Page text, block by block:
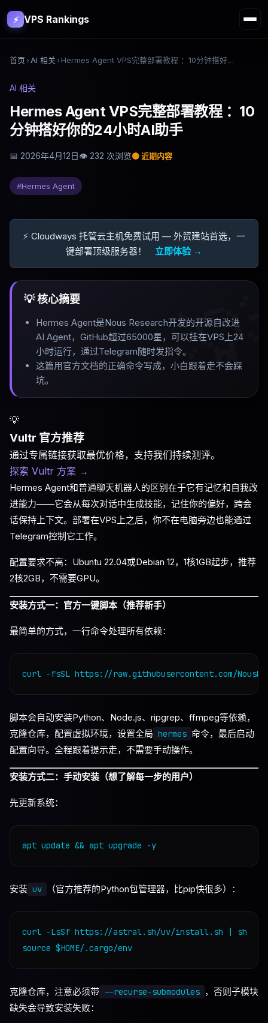
⚡ VPS Rankings
首页 ›AI 相关 › Hermes Agent VPS完整部署教程 ：10分钟搭好你的24小时AI助手
AI 相关
Hermes Agent VPS完整部署教程 ：10
分钟搭好你的24小时AI助手
📅 2026年4月12日👁 232 次浏览🟡近期内容
#Hermes Agent
⚡ Cloudways 托管云主机免费试用 — 外贸建站首选，一
键部署顶级服务器！
立即体验 →
💡 核心摘要
Hermes Agent是Nous Research开发的开源自改进
AI Agent，GitHub超过65000星，可以挂在VPS上24
小时运行，通过Telegram随时发指令。
这篇用官方文档的正确命令写成，小白跟着走不会踩
坑。
💡
Vultr 官方推荐
通过专属链接获取最优价格，支持我们持续测评。
探索 Vultr 方案 →
Hermes Agent和普通聊天机器人的区别在于它有记忆和自我改
进能力——它会从每次对话中生成技能，记住你的偏好，跨会
话保持上下文。部署在VPS上之后，你不在电脑旁边也能通过
Telegram控制它工作。
配置要求不高：Ubuntu 22.04或Debian 12，1核1GB起步，推荐
2核2GB，不需要GPU。
安装方式一：官方一键脚本（推荐新手）
最简单的方式，一行命令处理所有依赖：
脚本会自动安装Python、Node.js、ripgrep、ffmpeg等依赖，
克隆仓库，配置虚拟环境，设置全局 hermes 命令，最后启动
配置向导。全程跟着提示走，不需要手动操作。
安装方式二：手动安装（想了解每一步的用户）
先更新系统：
安装 uv （官方推荐的Python包管理器，比pip快很多）：
curl -LsSf https://astral.sh/uv/install.sh | sh
克隆仓库，注意必须带 --recurse-submodules ，否则子模块
缺失会导致安装失败：